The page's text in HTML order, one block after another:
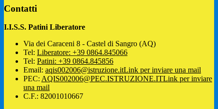
Contatti
I.I.S.S. Patini Liberatore
Via dei Caraceni 8 - Castel di Sangro (AQ)
Tel: Liberatore: +39 0864.845066
Tel: Patini: +39 0864.845856
Email: aqis002006@istruzione.itLink per inviare una mail
PEC: AQIS002006@PEC.ISTRUZIONE.ITLink per inviare
una mail
C.F.: 82001010667